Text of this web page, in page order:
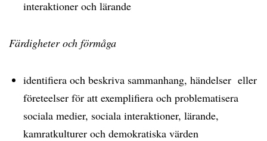
interaktioner och lärande
Färdigheter och förmåga
identifiera och beskriva sammanhang, händelser eller
företeelser för att exemplifiera och problematisera
sociala medier, sociala interaktioner, lärande,
kamratkulturer och demokratiska värden